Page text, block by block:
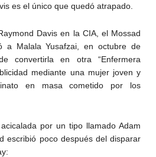
es el único que quedó atrapado.
Davis en la CIA, el Mossad
a Malala Yusafzai, en octubre de
convertirla en otra “Enfermera
mediante una mujer joven y
en masa cometido por los
por un tipo llamado Adam
escribió poco después del disparar